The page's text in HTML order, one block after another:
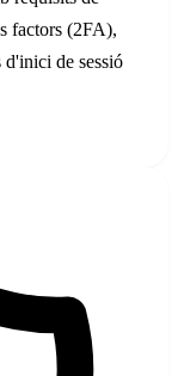
factors (2FA),
de sessió